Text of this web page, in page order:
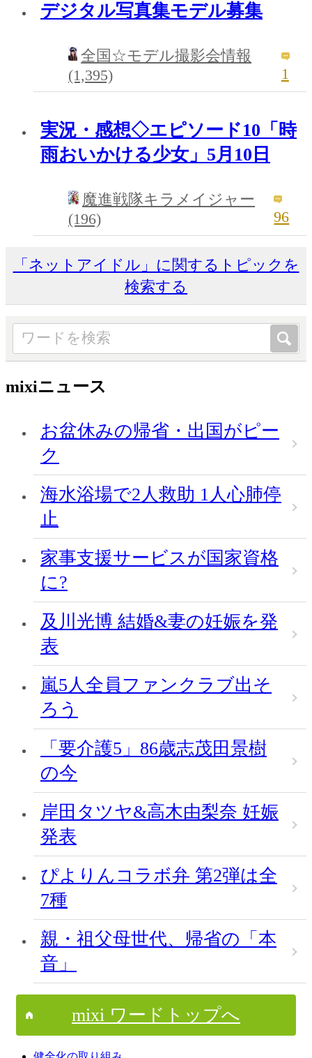
デジタル写真集モデル募集
全国☆モデル撮影会情報
(1,395)
1
実況・感想◇エピソード10「時
雨おいかける少女」5月10日
魔進戦隊キラメイジャー
(196)
96
「ネットアイドル」に関するトピックを
検索する
mixiニュース
お盆休みの帰省・出国がピー
ク
海水浴場で2人救助 1人心肺停
止
家事支援サービスが国家資格
に?
及川光博 結婚&妻の妊娠を発
表
嵐5人全員ファンクラブ出そ
ろう
「要介護5」86歳志茂田景樹
の今
岸田タツヤ&高木由梨奈 妊娠
発表
ぴよりんコラボ弁 第2弾は全
7種
親・祖父母世代、帰省の「本
音」
mixi ワードトップへ